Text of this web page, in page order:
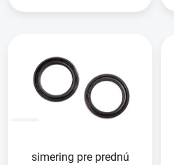
simering pre prednú